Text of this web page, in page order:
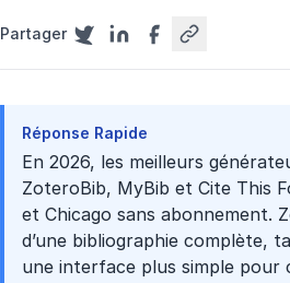
Partager
Réponse Rapide
En 2026, les meilleurs
ZoteroBib, MyBib et Cite This
et Chicago sans abonnement.
d’une bibliographie complète,
une interface plus simple pour